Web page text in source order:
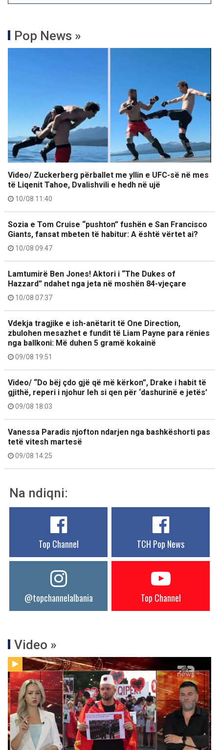
Pop News »
Video/ Zuckerberg përballet me yllin e UFC-së në mes
të Liqenit Tahoe, Dvalishvili e hedh në ujë
10/08 11:40
Sozia e Tom Cruise “pushton” fushën e San Francisco
Giants, fansat mbeten të habitur: A është vërtet ai?
10/08 09:47
Lamtumirë Ben Jones! Aktori i “The Dukes of
Hazzard” ndahet nga jeta në moshën 84-vjeçare
10/08 07:37
Vdekja tragjike e ish-anëtarit të One Direction,
zbulohen mesazhet e fundit të Liam Payne para rënies
nga ballkoni: Më duhen 5 gramë kokainë
09/08 19:51
Video/ “Do bëj çdo gjë që më kërkon”, Drake i habit të
gjithë, reperi i njohur leh si qen për ‘dashurinë e jetës’
09/08 18:03
Vanessa Paradis njofton ndarjen nga bashkëshorti pas
tetë vitesh martesë
09/08 14:25
Na ndiqni:
Top Channel TCH Pop News
@topchannelalbania Top Channel
Video »